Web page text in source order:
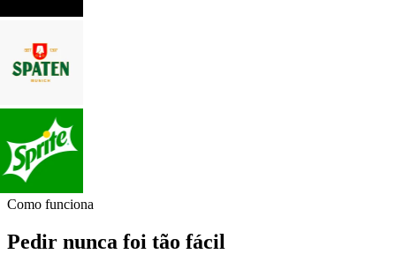
Como funciona
Pedir nunca foi tão fácil